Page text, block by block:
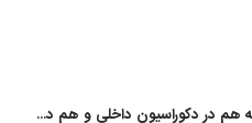
هم در دکوراسیون داخلی و هم د...